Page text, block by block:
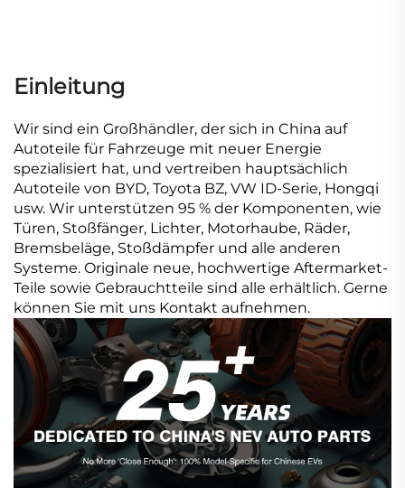
Einleitung
Wir sind ein Großhändler, der sich in China auf
Autoteile für Fahrzeuge mit neuer Energie
spezialisiert hat, und vertreiben hauptsächlich
Autoteile von BYD, Toyota BZ, VW ID-Serie, Hongqi
usw. Wir unterstützen 95 % der Komponenten, wie
Türen, Stoßfänger, Lichter, Motorhaube, Räder,
Bremsbeläge, Stoßdämpfer und alle anderen
Systeme. Originale neue, hochwertige Aftermarket-
Teile sowie Gebrauchtteile sind alle erhältlich. Gerne
können Sie mit uns Kontakt aufnehmen.